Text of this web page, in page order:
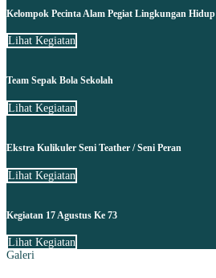
Kelompok Pecinta Alam Pegiat Lingkungan Hidup
Lihat Kegiatan
Team Sepak Bola Sekolah
Lihat Kegiatan
Ekstra Kulikuler Seni Teather / Seni Peran
Lihat Kegiatan
Kegiatan 17 Agustus Ke 73
Lihat Kegiatan
Galeri